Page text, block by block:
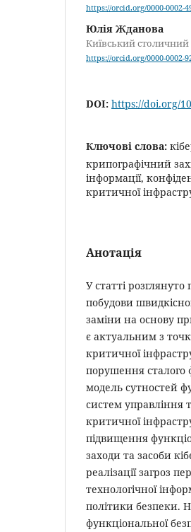
https://orcid.org/0000-0002-
Юлія Жданова
Київський столичний
https://orcid.org/0000-0002-
DOI: https://doi.org/
Ключові слова:
крипографічний
інформації,
критичної
Анотація
У статті
побудови
заміни на основу
є актуальним з
критичної
порушення сталого
модель сутностей
систем управління
критичної
підвищення
заходи та засоби
реалізації загроз
технологічної
політики безпеки.
функціональної